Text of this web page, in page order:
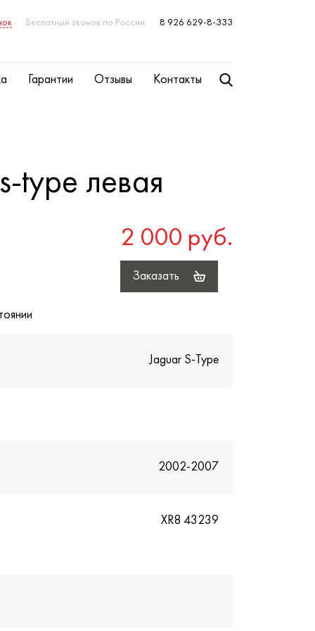
Гарантии Отзывы Контакты
Беслатный звонок по России: 8 926 629-8-333
type левая
2 000 руб.
Заказать
Jaguar S-Type
2002-2007
XR8 43239